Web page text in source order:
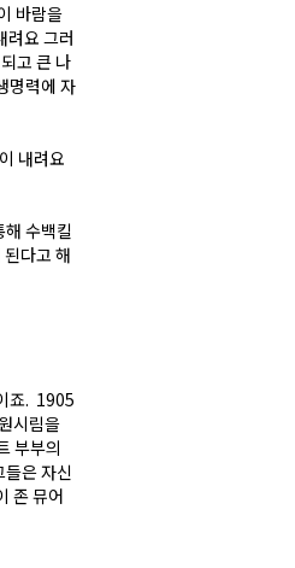
바람을
려요 그러
고 큰 나
명력에 자
내려요
수백킬
다고 해
죠. 1905
시림을
부부의
은 자신
존 뮤어